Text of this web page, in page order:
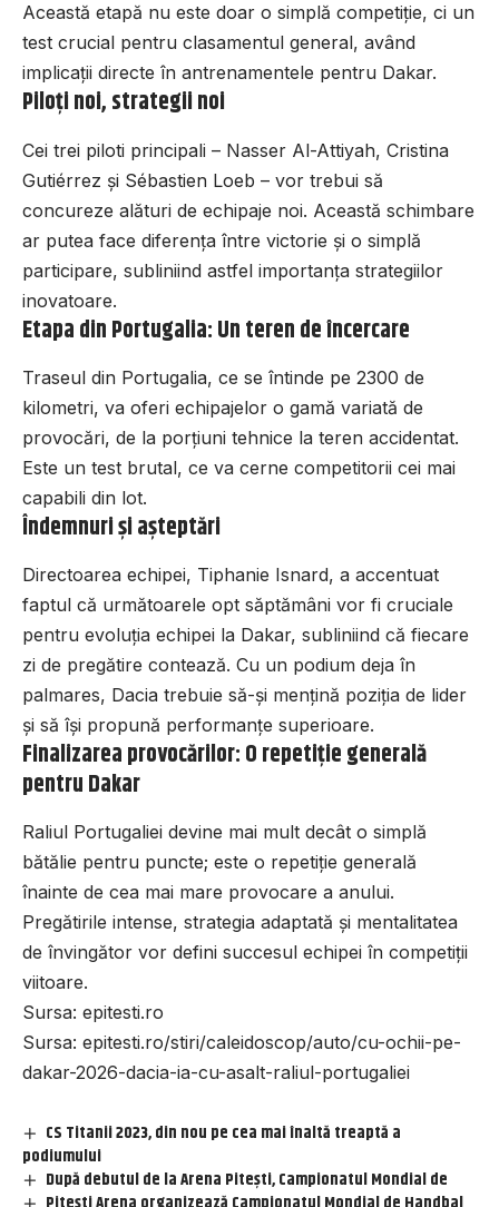
Această etapă nu este doar o simplă competiție, ci un
test crucial pentru clasamentul general, având
implicații directe în antrenamentele pentru Dakar.
Piloți noi, strategii noi
Cei trei piloti principali – Nasser Al-Attiyah, Cristina
Gutiérrez și Sébastien Loeb – vor trebui să
concureze alături de echipaje noi. Această schimbare
ar putea face diferența între victorie și o simplă
participare, subliniind astfel importanța strategiilor
inovatoare.
Etapa din Portugalia: Un teren de încercare
Traseul din Portugalia, ce se întinde pe 2300 de
kilometri, va oferi echipajelor o gamă variată de
provocări, de la porțiuni tehnice la teren accidentat.
Este un test brutal, ce va cerne competitorii cei mai
capabili din lot.
Îndemnuri și așteptări
Directoarea echipei, Tiphanie Isnard, a accentuat
faptul că următoarele opt săptămâni vor fi cruciale
pentru evoluția echipei la Dakar, subliniind că fiecare
zi de pregătire contează. Cu un podium deja în
palmares, Dacia trebuie să-și mențină poziția de lider
și să își propună performanțe superioare.
Finalizarea provocărilor: O repetiție generală
pentru Dakar
Raliul Portugaliei devine mai mult decât o simplă
bătălie pentru puncte; este o repetiție generală
înainte de cea mai mare provocare a anului.
Pregătirile intense, strategia adaptată și mentalitatea
de învingător vor defini succesul echipei în competiții
viitoare.
Sursa: epitesti.ro
Sursa: epitesti.ro/stiri/caleidoscop/auto/cu-ochii-pe-
dakar-2026-dacia-ia-cu-asalt-raliul-portugaliei
CS Titanii 2023, din nou pe cea mai înaltă treaptă a
podiumului
După debutul de la Arena Pitești, Campionatul Mondial de